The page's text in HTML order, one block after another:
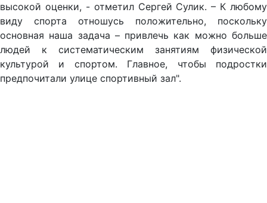
высокой оценки, - отметил Сергей Сулик. – К любому
виду спорта отношусь положительно, поскольку
основная наша задача – привлечь как можно больше
людей к систематическим занятиям физической
культурой и спортом. Главное, чтобы подростки
предпочитали улице спортивный зал".